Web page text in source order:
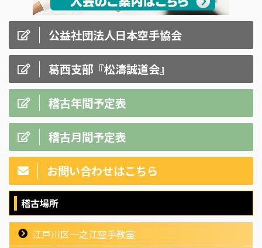
公益社団法人日本空手協会
葛西支部『松濤誠道会』
稽古年間予定表
稽古月間予定表
お問い合わせはこちら
稽古場所
江戸川区一之江空手教室